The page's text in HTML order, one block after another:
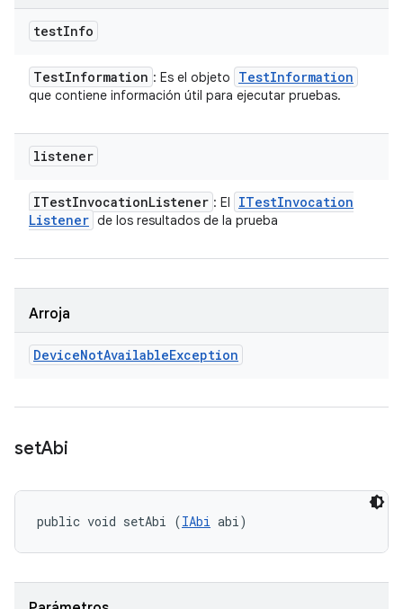
testInfo
TestInformation : Es el objeto TestInformation
que contiene información útil para ejecutar pruebas.
listener
ITestInvocationListener : El ITestInvocation
Listener de los resultados de la prueba
Arroja
DeviceNotAvailableException
setAbi
public void setAbi (IAbi abi)